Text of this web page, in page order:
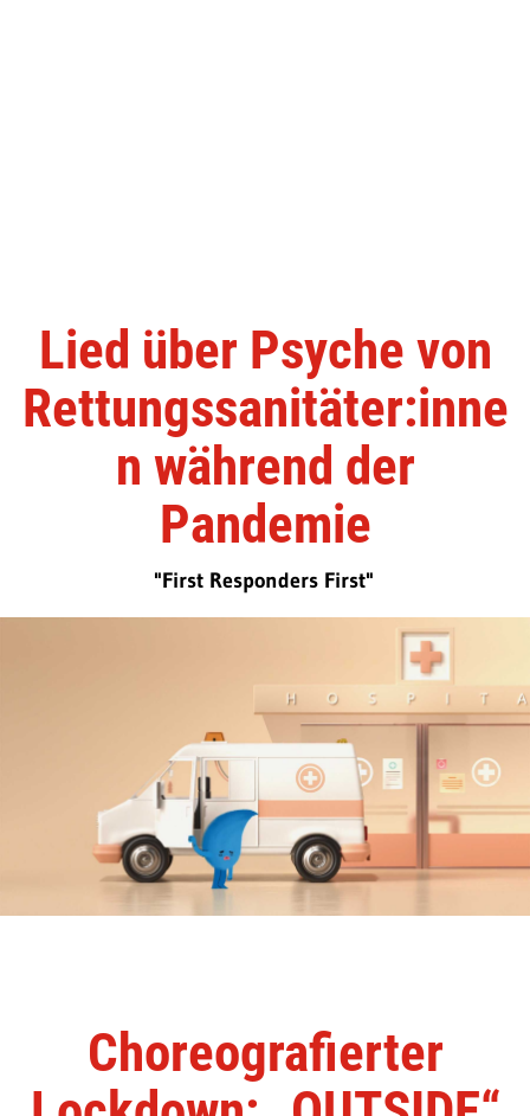
Lied über Psyche von
Rettungssanitäter:inne
n während der
Pandemie
"First Responders First"
Choreografierter